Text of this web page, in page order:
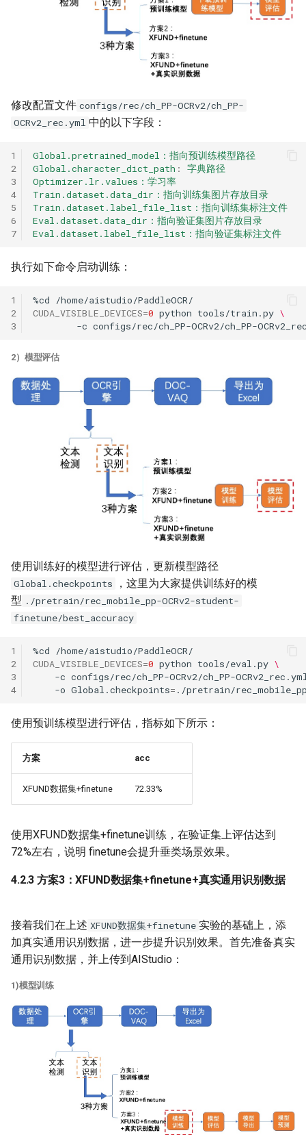
修改配置文件 configs/rec/ch_PP-OCRv2/ch_PP-
OCRv2_rec.yml 中的以下字段：
1
2
3
4
5
6
7
Global.pretrained_model：指向预训练模型路径
Global.character_dict_path :
字典路径
Optimizer.lr.values：学习率
Train.dataset.data_dir：指向训练集图片存放目录
Train.dataset.label_file_list：指向训练集标注文件
Eval.dataset.data_dir：指向验证集图片存放目录
Eval.dataset.label_file_list：指向验证集标注文件
执行如下命令启动训练：
1
2
3
%cd
CUDA_VISIBLE_DEVICES=0 python tools/train.py \
-c
2）模型评估
使用训练好的模型进行评估，更新模型路径
Global.checkpoints
，这里为大家提供训练好的模
型 ./pretrain/rec_mobile_pp-OCRv2-student-
finetune/best_accuracy
1
2
3
4
%cd
CUDA_VISIBLE_DEVICES=0 python tools/eval.py \
-c configs/rec/ch_PP-OCRv2/ch_PP-
-o Global.checkpoints=
使用预训练模型进行评估，指标如下所示：
方案 acc
XFUND数据集+finetune 72.33%
使用XFUND数据集+finetune训练，在验证集上评估达到
72%左右，说明 finetune会提升垂类场景效果。
4.2.3 方案3：XFUND数据集+finetune+真实通用识别数据
接着我们在上述 XFUND数据集+finetune 实验的基础上，添
加真实通用识别数据，进一步提升识别效果。首先准备真实
通用识别数据，并上传到AIStudio：
1)模型训练